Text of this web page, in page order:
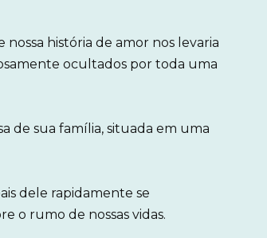
história de amor nos levaria
ocultados por toda uma
de sua família, situada em uma
dele rapidamente se
o rumo de nossas vidas.